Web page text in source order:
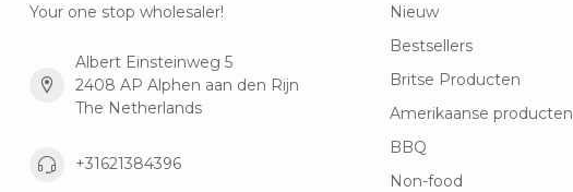
Your one stop wholesaler!
Albert Einsteinweg 5
2408 AP Alphen aan den Rijn
The Netherlands
+31621384396
Nieuw
Bestsellers
Britse Producten
Amerikaanse producten
BBQ
Non-food